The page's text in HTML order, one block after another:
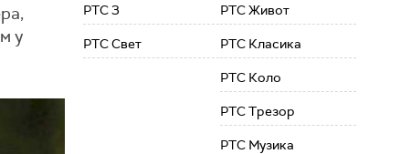
у
РТС 3
РТС Свет
РТС Живот
РТС Класика
РТС Коло
РТС Трезор
РТС Музика